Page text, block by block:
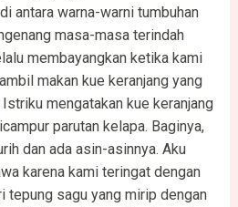
antara warna-warni tumbuhan
masa-masa terindah
membayangkan ketika kami
makan kue keranjang yang
mengatakan kue keranjang
parutan kelapa. Baginya,
dan ada asin-asinnya. Aku
karena kami teringat dengan
tepung sagu yang mirip dengan